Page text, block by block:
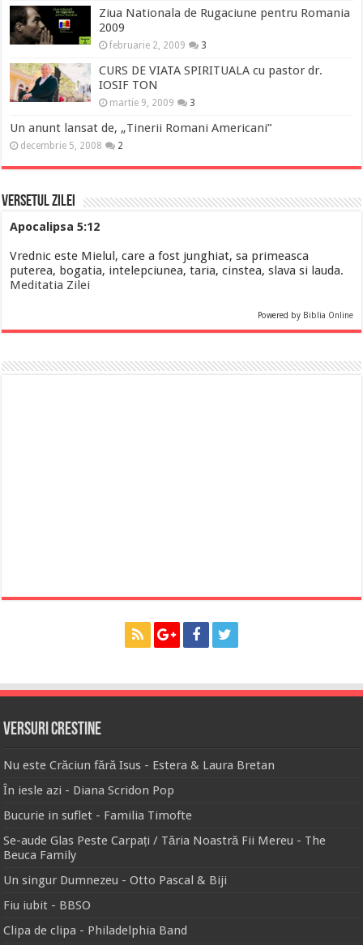
Ziua Nationala de Rugaciune pentru Romania
2009
februarie 2, 2009 3
CURS DE VIATA SPIRITUALA cu pastor dr.
IOSIF TON
martie 9, 2009 3
Un anunt lansat de, „Tinerii Romani Americani”
decembrie 5, 2008 2
Versetul Zilei
Apocalipsa 5:12
Vrednic este Mielul, care a fost junghiat, sa primeasca
puterea, bogatia, intelepciunea, taria, cinstea, slava si lauda.
Meditatia Zilei
Powered by Biblia Online
Versuri Crestine
Nu este Crăciun fără Isus - Estera & Laura Bretan
În iesle azi - Diana Scridon Pop
Bucurie in suflet - Familia Timofte
Se-aude Glas Peste Carpați / Tăria Noastră Fii Mereu - The
Beuca Family
Un singur Dumnezeu - Otto Pascal & Biji
Fiu iubit - BBSO
Clipa de clipa - Philadelphia Band